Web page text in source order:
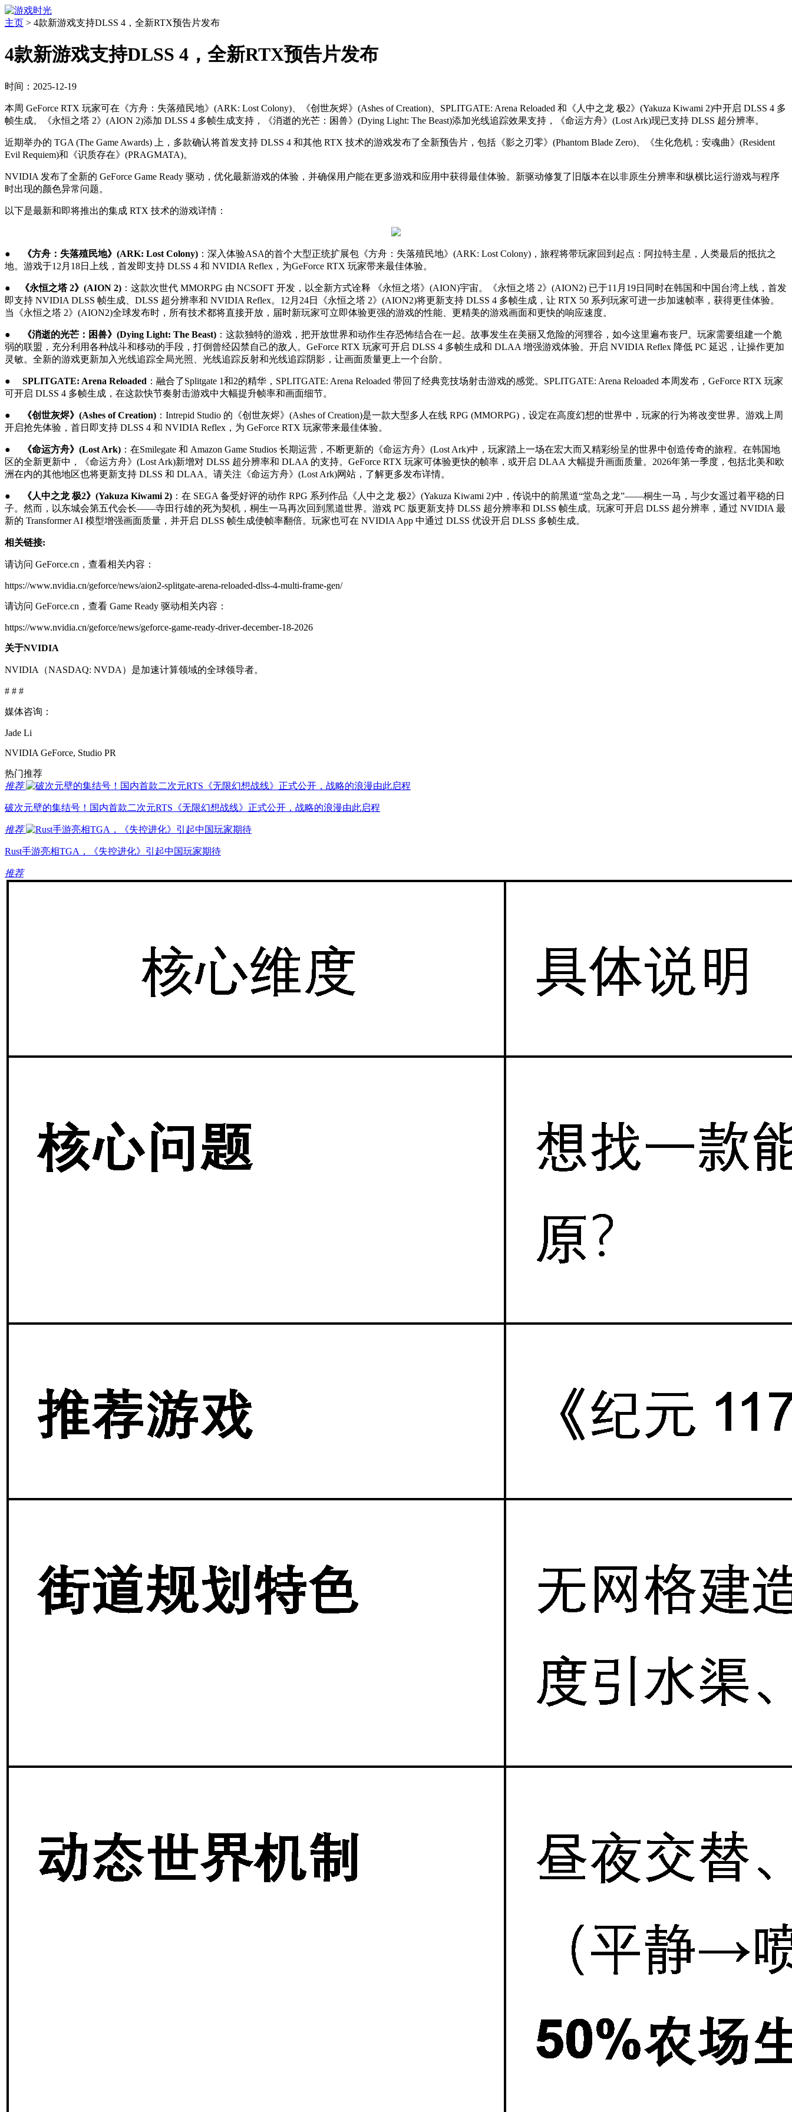
主页 > 4款新游戏支持DLSS 4，全新RTX预告片发布
4款新游戏支持DLSS 4，全新RTX预告片发布
时间：2025-12-19
本周 GeForce RTX 玩家可在《方舟：失落殖民地》(ARK: Lost Colony)、《创世灰烬》(Ashes of Creation)、SPLITGATE: Arena Reloaded 和《人中之龙 极2》(Yakuza Kiwami 2)中开启 DLSS 4 多
帧生成。《永恒之塔 2》(AION 2)添加 DLSS 4 多帧生成支持，《消逝的光芒：困兽》(Dying Light: The Beast)添加光线追踪效果支持，《命运方舟》(Lost Ark)现已支持 DLSS 超分辨率。
近期举办的 TGA (The Game Awards) 上，多款确认将首发支持 DLSS 4 和其他 RTX 技术的游戏发布了全新预告片，包括《影之刃零》(Phantom Blade Zero)、《生化危机：安魂曲》(Resident
Evil Requiem)和《识质存在》(PRAGMATA)。
NVIDIA 发布了全新的 GeForce Game Ready 驱动，优化最新游戏的体验，并确保用户能在更多游戏和应用中获得最佳体验。新驱动修复了旧版本在以非原生分辨率和纵横比运行游戏与程序
时出现的颜色异常问题。
以下是最新和即将推出的集成 RTX 技术的游戏详情：
● 《方舟：失落殖民地》(ARK: Lost Colony) ：深入体验ASA的首个大型正统扩展包《方舟：失落殖民地》(ARK: Lost Colony)，旅程将带玩家回到起点：阿拉特主星，人类最后的抵抗之
地。游戏于12月18日上线，首发即支持 DLSS 4 和 NVIDIA Reflex，为GeForce RTX 玩家带来最佳体验。
● 《永恒之塔 2》(AION 2) ：这款次世代 MMORPG 由 NCSOFT 开发，以全新方式诠释 《永恒之塔》(AION)宇宙。《永恒之塔 2》(AION2) 已于11月19日同时在韩国和中国台湾上线，首发
即支持 NVIDIA DLSS 帧生成、DLSS 超分辨率和 NVIDIA Reflex。12月24日《永恒之塔 2》(AION2)将更新支持 DLSS 4 多帧生成，让 RTX 50 系列玩家可进一步加速帧率，获得更佳体验。
当《永恒之塔 2》(AION2)全球发布时，所有技术都将直接开放，届时新玩家可立即体验更强的游戏的性能、更精美的游戏画面和更快的响应速度。
● 《消逝的光芒：困兽》(Dying Light: The Beast) ：这款独特的游戏，把开放世界和动作生存恐怖结合在一起。故事发生在美丽又危险的河狸谷，如今这里遍布丧尸。玩家需要组建一个脆
弱的联盟，充分利用各种战斗和移动的手段，打倒曾经囚禁自己的敌人。GeForce RTX 玩家可开启 DLSS 4 多帧生成和 DLAA 增强游戏体验。开启 NVIDIA Reflex 降低 PC 延迟，让操作更加
灵敏。全新的游戏更新加入光线追踪全局光照、光线追踪反射和光线追踪阴影，让画面质量更上一个台阶。
● SPLITGATE: Arena Reloaded ：融合了Splitgate 1和2的精华，SPLITGATE: Arena Reloaded 带回了经典竞技场射击游戏的感觉。SPLITGATE: Arena Reloaded 本周发布，GeForce RTX 玩家
可开启 DLSS 4 多帧生成，在这款快节奏射击游戏中大幅提升帧率和画面细节。
● 《创世灰烬》(Ashes of Creation) ：Intrepid Studio 的《创世灰烬》(Ashes of Creation)是一款大型多人在线 RPG (MMORPG)，设定在高度幻想的世界中，玩家的行为将改变世界。游戏上周
开启抢先体验，首日即支持 DLSS 4 和 NVIDIA Reflex，为 GeForce RTX 玩家带来最佳体验。
● 《命运方舟》(Lost Ark) ：在Smilegate 和 Amazon Game Studios 长期运营，不断更新的《命运方舟》(Lost Ark)中，玩家踏上一场在宏大而又精彩纷呈的世界中创造传奇的旅程。在韩国地
区的全新更新中，《命运方舟》(Lost Ark)新增对 DLSS 超分辨率和 DLAA 的支持。GeForce RTX 玩家可体验更快的帧率，或开启 DLAA 大幅提升画面质量。2026年第一季度，包括北美和欧
洲在内的其他地区也将更新支持 DLSS 和 DLAA。请关注《命运方舟》(Lost Ark)网站，了解更多发布详情。
● 《人中之龙 极2》(Yakuza Kiwami 2) ：在 SEGA 备受好评的动作 RPG 系列作品《人中之龙 极2》(Yakuza Kiwami 2)中，传说中的前黑道“堂岛之龙”——桐生一马，与少女遥过着平稳的日
子。然而，以东城会第五代会长——寺田行雄的死为契机，桐生一马再次回到黑道世界。游戏 PC 版更新支持 DLSS 超分辨率和 DLSS 帧生成。玩家可开启 DLSS 超分辨率，通过 NVIDIA 最
新的 Transformer AI 模型增强画面质量，并开启 DLSS 帧生成使帧率翻倍。玩家也可在 NVIDIA App 中通过 DLSS 优设开启 DLSS 多帧生成。
相关链接:
请访问 GeForce.cn，查看相关内容：
https://www.nvidia.cn/geforce/news/aion2-splitgate-arena-reloaded-dlss-4-multi-frame-gen/
请访问 GeForce.cn，查看 Game Ready 驱动相关内容：
https://www.nvidia.cn/geforce/news/geforce-game-ready-driver-december-18-2026
关于NVIDIA
NVIDIA（NASDAQ: NVDA）是加速计算领域的全球领导者。
# # #
媒体咨询：
Jade Li
NVIDIA GeForce, Studio PR
热门推荐
推荐
破次元壁的集结号！国内首款二次元RTS《无限幻想战线》正式公开，战略的浪漫由此启程
推荐
Rust手游亮相TGA，《失控进化》引起中国玩家期待
推荐